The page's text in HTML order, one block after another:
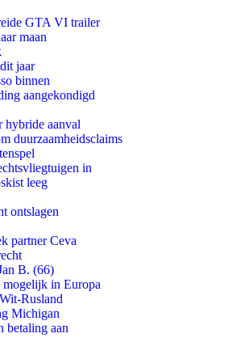
GTA VI trailer
maan
jaar
binnen
aangekondigd
hybride aanval
duurzaamheidsclaims
in
leeg
ontslagen
partner Ceva
B. (66)
mogelijk in Europa
Rusland
Michigan
betaling aan